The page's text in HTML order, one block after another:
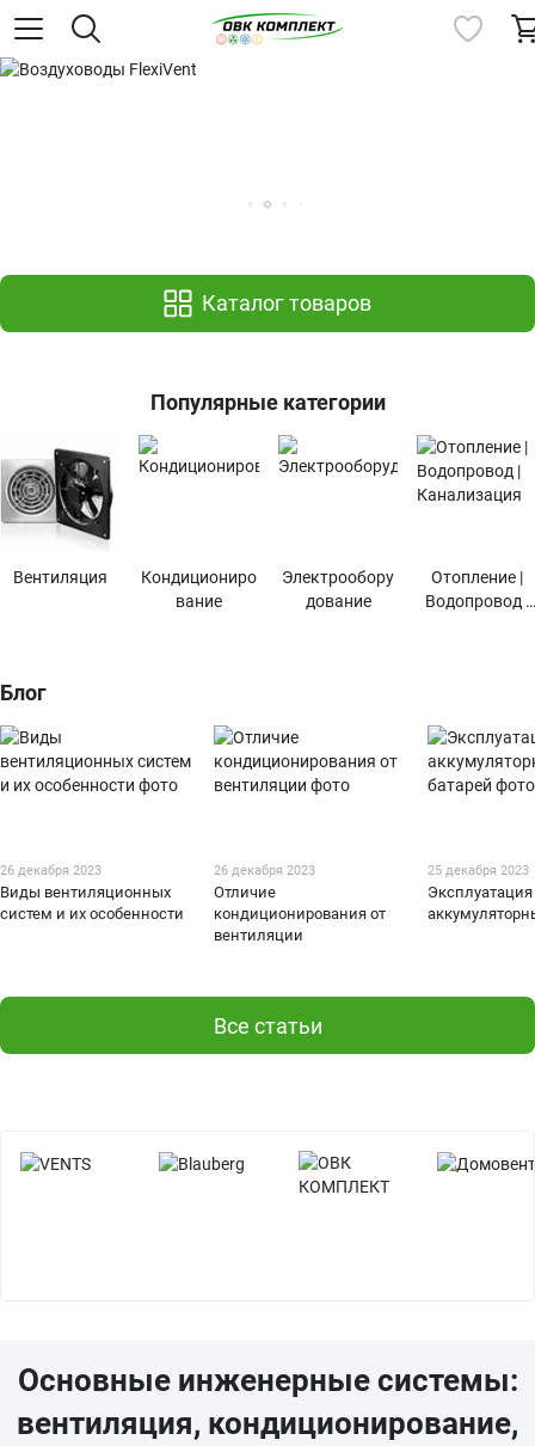
Каталог товаров
Популярные категории
Вентиляция
Кондициониро
вание
Электрообору
дование
Отопление |
Водопровод |
Блог
26 декабря 2023
Виды вентиляционных
систем и их особенности
26 декабря 2023
Отличие
кондиционирования от
вентиляции
25 декабря 2023
Эксплуатация
Все статьи
Основные инженерные системы:
вентиляция, кондиционирование,